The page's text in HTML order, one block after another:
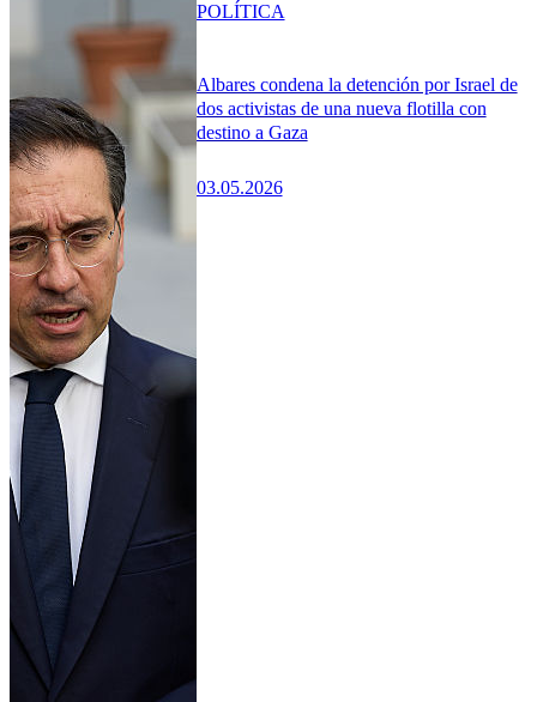
Albares condena la detención por Israel de
dos activistas de una nueva flotilla con
destino a Gaza
03.05.2026
POLÍTICA